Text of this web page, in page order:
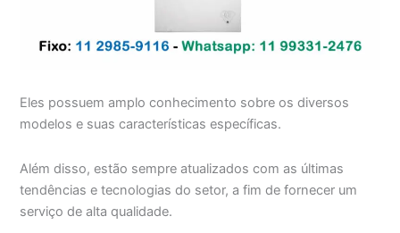
Eles possuem amplo conhecimento sobre os diversos
modelos e suas características específicas.
Além disso, estão sempre atualizados com as últimas
tendências e tecnologias do setor, a fim de fornecer um
serviço de alta qualidade.